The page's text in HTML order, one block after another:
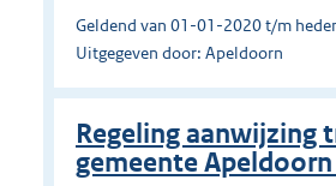
Geldend van 01-01-2020 t/m
Uitgegeven door: Apeldoorn
Regeling aanwijzing
gemeente